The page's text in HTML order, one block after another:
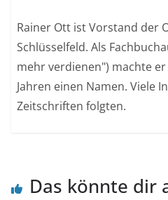
Rainer Ott ist Vorstand der
Schlüsselfeld. Als
mehr verdienen") machte
Jahren einen Namen. Viele
Zeitschriften folgten.
Das könnte dir